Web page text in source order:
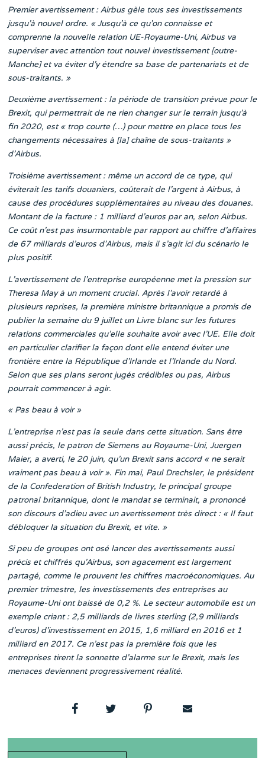
Premier avertissement : Airbus gèle tous ses investissements
jusqu’à nouvel ordre. « Jusqu’à ce qu’on connaisse et
comprenne la nouvelle relation UE-Royaume-Uni, Airbus va
superviser avec attention tout nouvel investissement [outre-
Manche] et va éviter d’y étendre sa base de partenariats et de
sous-traitants. »
Deuxième avertissement : la période de transition prévue pour le
Brexit, qui permettrait de ne rien changer sur le terrain jusqu’à
fin 2020, est « trop courte (…) pour mettre en place tous les
changements nécessaires à [la] chaîne de sous-traitants »
d’Airbus.
Troisième avertissement : même un accord de ce type, qui
éviterait les tarifs douaniers, coûterait de l’argent à Airbus, à
cause des procédures supplémentaires au niveau des douanes.
Montant de la facture : 1 milliard d’euros par an, selon Airbus.
Ce coût n’est pas insurmontable par rapport au chiffre d’affaires
de 67 milliards d’euros d’Airbus, mais il s’agit ici du scénario le
plus positif.
L’avertissement de l’entreprise européenne met la pression sur
Theresa May à un moment crucial. Après l’avoir retardé à
plusieurs reprises, la première ministre britannique a promis de
publier la semaine du 9 juillet un Livre blanc sur les futures
relations commerciales qu’elle souhaite avoir avec l’UE. Elle doit
en particulier clarifier la façon dont elle entend éviter une
frontière entre la République d’Irlande et l’Irlande du Nord.
Selon que ses plans seront jugés crédibles ou pas, Airbus
pourrait commencer à agir.
« Pas beau à voir »
L’entreprise n’est pas la seule dans cette situation. Sans être
aussi précis, le patron de Siemens au Royaume-Uni, Juergen
Maier, a averti, le 20 juin, qu’un Brexit sans accord « ne serait
vraiment pas beau à voir ». Fin mai, Paul Drechsler, le président
de la Confederation of British Industry, le principal groupe
patronal britannique, dont le mandat se terminait, a prononcé
son discours d’adieu avec un avertissement très direct : « Il faut
débloquer la situation du Brexit, et vite. »
Si peu de groupes ont osé lancer des avertissements aussi
précis et chiffrés qu’Airbus, son agacement est largement
partagé, comme le prouvent les chiffres macroéconomiques. Au
premier trimestre, les investissements des entreprises au
Royaume-Uni ont baissé de 0,2 %. Le secteur automobile est un
exemple criant : 2,5 milliards de livres sterling (2,9 milliards
d’euros) d’investissement en 2015, 1,6 milliard en 2016 et 1
milliard en 2017. Ce n’est pas la première fois que les
entreprises tirent la sonnette d’alarme sur le Brexit, mais les
menaces deviennent progressivement réalité.